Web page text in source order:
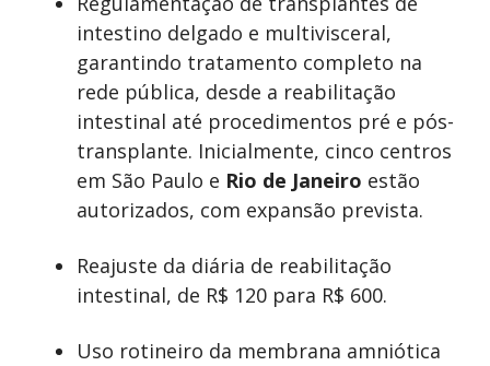
intestino delgado e multivisceral,
garantindo tratamento completo na
rede pública, desde a reabilitação
intestinal até procedimentos pré e pós-
transplante. Inicialmente, cinco centros
em São Paulo e Rio de Janeiro estão
autorizados, com expansão prevista.
Reajuste da diária de reabilitação
intestinal, de R$ 120 para R$ 600.
Uso rotineiro da membrana amniótica